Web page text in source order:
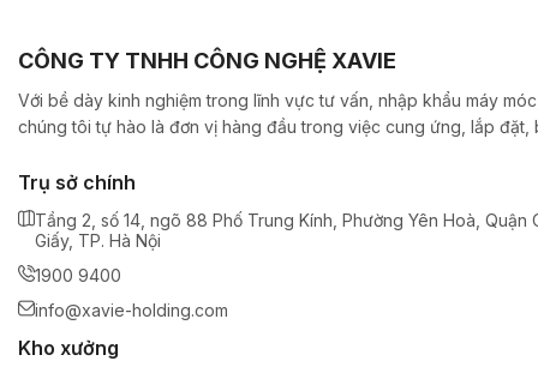
CÔNG TY TNHH CÔNG NGHỆ XAVIE
Với bề dày kinh nghiệm trong lĩnh vực tư vấn, nhập khẩu máy
chúng tôi tự hào là đơn vị hàng đầu trong việc cung ứng, lắp đặt,
Trụ sở chính
Tầng 2, số 14, ngõ 88 Phố Trung Kính, Phường Yên Hoà, Quận
Giấy, TP. Hà Nội
1900 9400
info@xavie-holding.com
Kho xưởng